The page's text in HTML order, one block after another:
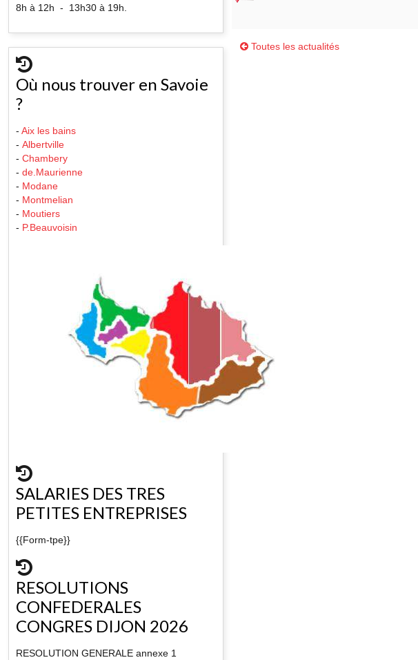
Toutes les actualités
8h à 12h - 13h30 à 19h.
Où nous trouver en Savoie
?
- Aix les bains
- Albertville
- Chambery
- de.Maurienne
- Modane
- Montmelian
- Moutiers
- P.Beauvoisin
SALARIES DES TRES
PETITES ENTREPRISES
{{Form-tpe}}
RESOLUTIONS
CONFEDERALES
CONGRES DIJON 2026
RESOLUTION GENERALE annexe 1